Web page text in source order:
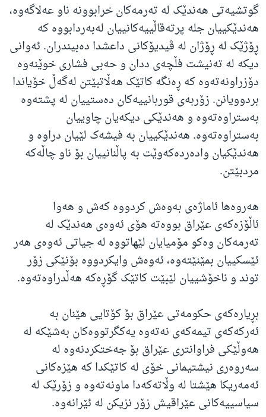
گوتشیەتی هەندێک لە تەرمەکان خرابوونە ناو عەلاگەوە،
هەندێکییان جلە پرتەقاڵییەکانییان لەبەردابووە کە
ڕۆژێک لە ڕۆژان لە ڤیدیۆکانی داعشدا دەبیندران. ئەوانی
دیکە لە تەنیشت فڵچەی ددان و حەبی فشاری خوێنەوە
دۆزراونەتەوە کە ڕەنگە کاتێک هەڵاتبێتن لەگەڵ خۆیاندا
بردوویانن. زۆربەی قوربانییەکان دەستییان لە پشتەوە
بەستراوەتەوە و هەندێکی دیکەیان چاوییان
بەستراوەتەوە. هەندێکییان بە فیشەک لێیان دراوە و
هەندێکیان وادەردەکەوێت بە پاڵنانییان بۆ ناو چاڵەکە
مردبێتن.
هەروەها ئاماژەی بەوەش کردووە کەش و هەوا
ئاڵۆزەکەی عێراق بووەتە هۆی ئەوەی هەندێک لە
تەرمەکان وەکو مۆمیایان لێهاتووە لە جیاتی ئەوەی هەر
ئێسکییان بمێنێتەوە، ئەوەش وایکردووە بۆنێکی زۆر
توند و ناخۆشییان لێبێت کاتێک گۆڕەکە هەڵدراوەتەوە.
بڕیارەکەی حکومەتی عێراق بۆ کۆتایی هێنان بە
ئەرکەکەی تیمەکەی نەتەوە یەکگرتووەکان بەشێکە لە
هەوڵێکی فراوانتری عێراق بۆ جەختکردنەوە لە
سەروەری نیشتیمانی خۆی لە کاتێکدا کە هێزەکانی
ئەمەریکا هێشتا لە وڵاتەکەدا ماونەتەوە و زۆرێک لە
سیاسییەکانی عێراقیش زۆر نزیکن لە ئێرانەوە.